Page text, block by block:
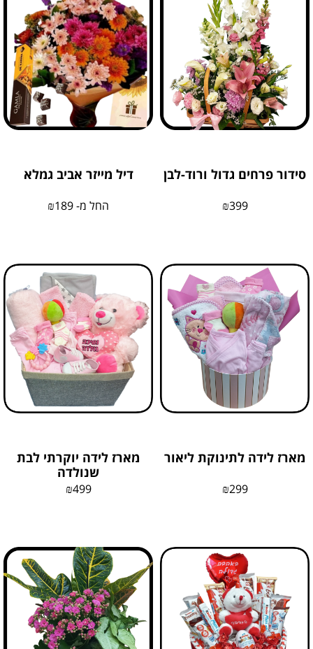
סידור פרחים גדול ורוד-לבן
₪399
דיל מייזר אביב גמלא
החל מ- ₪189
מארז לידה לתינוקת ליאור
₪299
מארז לידה יוקרתי לבת
שנולדה
₪499